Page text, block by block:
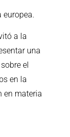
europea.
a la
una
el
en la
en materia